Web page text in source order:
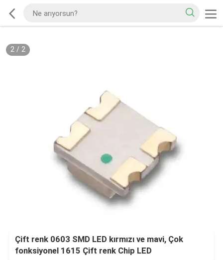
2/ 2
Çift renk 0603 SMD LED kırmızı ve mavi, Çok
fonksiyonel 1615 Çift renk Chip LED